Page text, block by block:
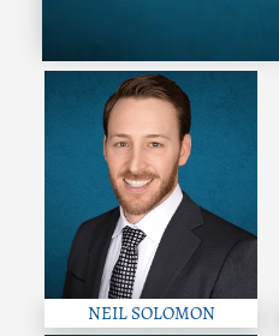
NEIL SOLOMON